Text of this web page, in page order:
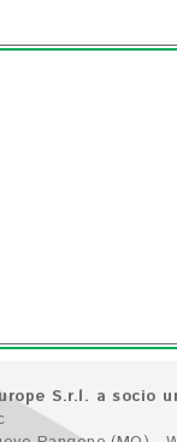
S.r.l. a socio